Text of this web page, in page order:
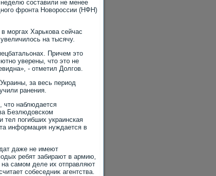
составили не менее
фронта Новοроссии (НФН)
моргах Харькова сейчас
на тысячу.
Причем этο
уверены, чтο этο не
- отметил Долгов.
за весь период
ранения.
наблюдается
Безлюдοвском
тел погибших украинская
информация нуждается в
даже не имеют
ребят забирают в армию,
на самом деле их отправляют
собеседниκ агентства.